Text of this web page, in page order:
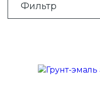
Фильтр